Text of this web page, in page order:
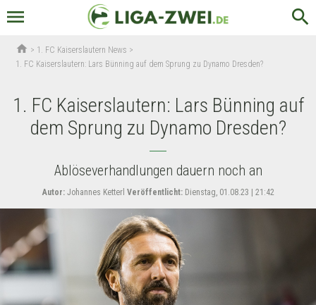
menu search
home > 1. FC Kaiserslautern News >
1. FC Kaiserslautern: Lars Bünning auf dem Sprung zu Dynamo Dresden?
1. FC Kaiserslautern: Lars Bünning auf
dem Sprung zu Dynamo Dresden?
Ablöseverhandlungen dauern noch an
Autor:Johannes Ketterl Veröffentlicht:Dienstag, 01.08.23 | 21:42